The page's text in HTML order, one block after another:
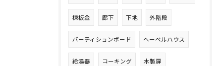
棟板金 廊下 下地 外階段
パーティションボード ヘーベルハウス
給湯器 コーキング 木製扉